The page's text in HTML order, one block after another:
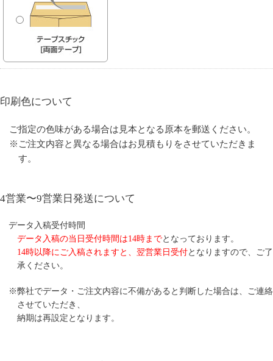
印刷色について
ご指定の色味がある場合は見本となる原本を郵送ください。
※ご注文内容と異なる場合はお見積もりをさせていただきま
す。
4営業〜9営業日発送について
データ入稿受付時間
データ入稿の当日受付時間は14時までとなっております。
14時以降にご入稿されますと、翌営業日受付となりますので、ご了
承ください。
※弊社でデータ・ご注文内容に不備があると判断した場合は、ご連絡
させていただき、
納期は再設定となります。